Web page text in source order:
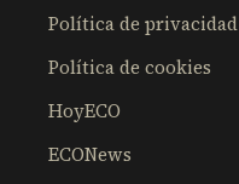
Política de privacidad
Política de cookies
HoyECO
ECONews